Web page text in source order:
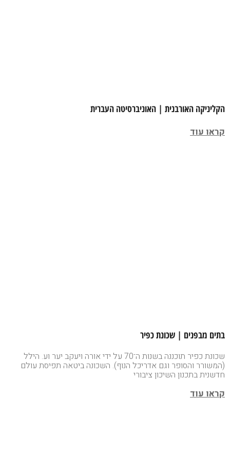
הקליניקה האורבנית | האוניברסיטה העברית
קראו עוד
בתים מבפנים | שכונת כפיר
שכונת כפיר תוכננה בשנות ה־70 על ידי אורה ויעקב יער וע. הילל
(המשורר והסופר וגם אדריכל הנוף). השכונה ביטאה תפיסת עולם
חדשנית בתכנון השיכון ציבורי
קראו עוד